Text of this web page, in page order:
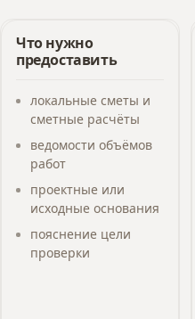
Что нужно
предоставить
локальные сметы и
сметные расчёты
ведомости объёмов
работ
проектные или
исходные основания
пояснение цели
проверки